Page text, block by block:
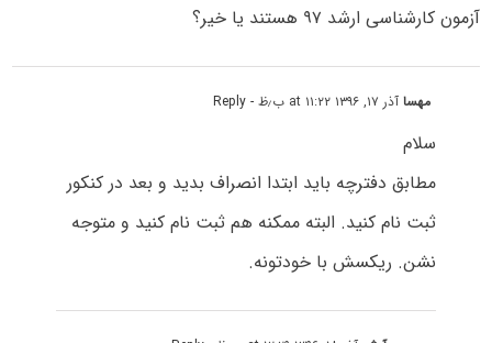
آزمون کارشناسی ارشد ۹۷ هستند یا خیر؟
مهساآذر ۱۷, ۱۳۹۶ at ۱۱:۲۲ ب٫ظ - Reply
سلام
مطابق دفترچه باید ابتدا انصراف بدید و بعد در کنکور
ثبت نام کنید. البته ممکنه هم ثبت نام کنید و متوجه
نشن. ریکسش با خودتونه.